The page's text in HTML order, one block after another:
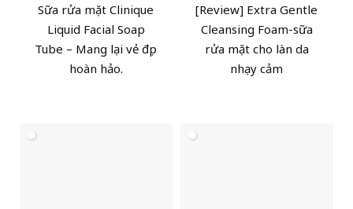
Sữa rửa mặt Clinique
Liquid Facial Soap
Tube – Mang lại vẻ đẹp
hoàn hảo.
[Review] Extra Gentle
Cleansing Foam-sữa
rửa mặt cho làn da
nhạy cảm